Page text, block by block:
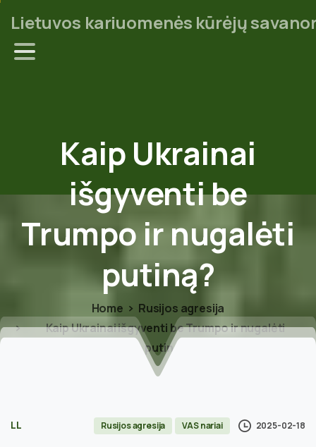
Lietuvos kariuomenės kūrėjų
Kaip Ukrainai
išgyventibe
Trumpoirnugalėti
putiną?
Home
Rusijos agresija
Kaip Ukrainai išgyventi be Trumpo ir nugalėti
putiną?
LL Rusijos agresija VAS nariai 2025-02-18